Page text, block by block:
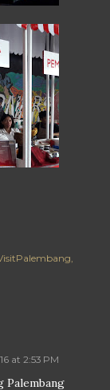
at 2:53 PM
Palembang